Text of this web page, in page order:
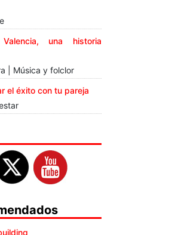
una historia
| Música y folclor
el éxito con tu pareja